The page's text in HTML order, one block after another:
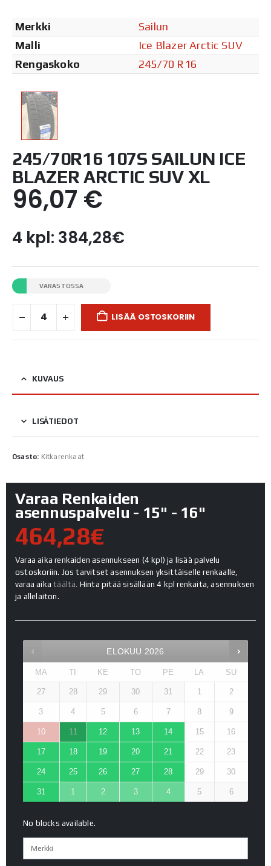
Merkki
Sailun
Malli
Ice Blazer Arctic SUV
Rengaskoko
245/70 R16
245/70R16 107S SAILUN ICE
BLAZER ARCTIC SUV XL
96,07 €
4 kpl: 384,28€
VARASTOSSA
LISÄÄ OSTOSKORIIN
KUVAUS
LISÄTIEDOT
Osasto: Kitkarenkaat
Varaa Renkaiden
asennuspalvelu - 15" - 16"
464,28€
Varaa aika renkaiden asennukseen (4 kpl) ja lisää palvelu
ostoskoriin. Jos tarvitset asennuksen yksittäiselle renkaalle,
varaa aikatäältä. Hinta pitää sisällään 4 kpl renkaita, asennuksen
ja allelaiton.
ELOKUU 2026
MA TI KE TO PE LA SU
27 28 29 30 31 1 2
3 4 5 6 7 8 9
10 11 12 13 14 15 16
17 18 19 20 21 22 23
24 25 26 27 28 29 30
31 1 2 3 4 5 6
No blocks available.